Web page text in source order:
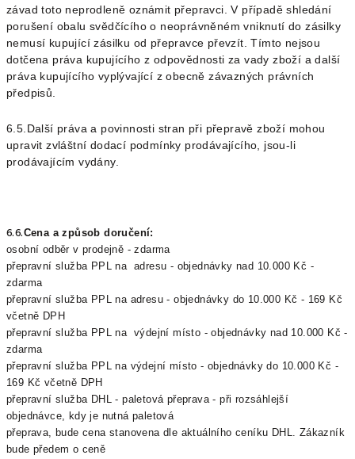
závad toto neprodleně oznámit přepravci. V případě shledání
porušení obalu svědčícího o neoprávněném vniknutí do zásilky
nemusí kupující zásilku od přepravce převzít. Tímto nejsou
dotčena práva kupujícího z odpovědnosti za vady zboží a další
práva kupujícího vyplývající z obecně závazných právních
předpisů.
6.5.Další práva a povinnosti stran při přepravě zboží mohou
upravit zvláštní dodací podmínky prodávajícího, jsou-li
prodávajícím vydány.
6.6.Cena a způsob doručení:
osobní odběr v prodejně - zdarma
přepravní služba PPL na adresu - objednávky nad 10.000 Kč -
zdarma
přepravní služba PPL na adresu - objednávky do 10.000 Kč - 169 Kč
včetně DPH
přepravní služba PPL na výdejní místo - objednávky nad 10.000 Kč -
zdarma
přepravní služba PPL na výdejní místo - objednávky do 10.000 Kč -
169 Kč včetně DPH
přepravní služba DHL - paletová přeprava - při rozsáhlejší
objednávce, kdy je nutná paletová
přeprava, bude cena stanovena dle aktuálního ceníku DHL. Zákazník
bude předem o ceně